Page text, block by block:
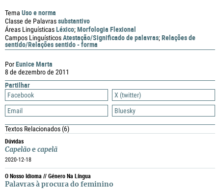
PorEunice Marta
8 de dezembro de 2011
Partilhar
Facebook
X (twitter)
Email
Bluesky
Textos Relacionados(6)
Dúvidas
Capelão e capelã
2020-12-18
O Nosso Idioma // Género Na Língua
Palavras à procura do feminino
Tema Uso e norma
Classe de Palavrassubstantivo
Áreas LinguísticasLéxico;Morfologia Flexional
Campos LinguísticosAtestação/Significado de palavras;Relações de
sentido/Relações sentido - forma